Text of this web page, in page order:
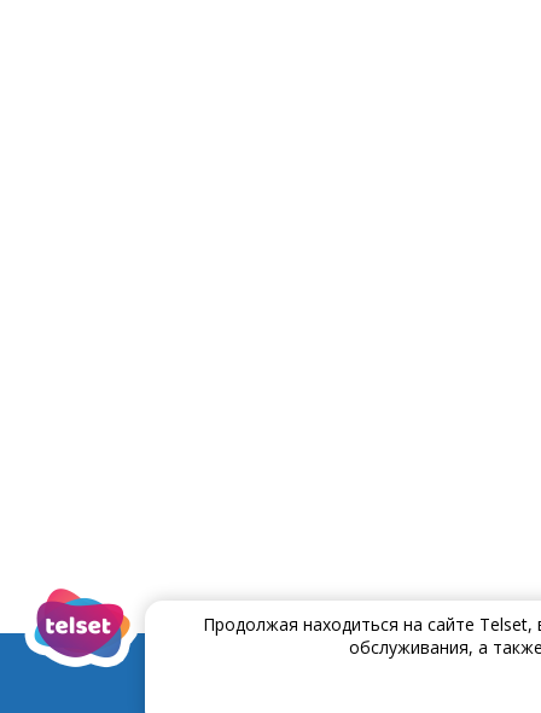
Продолжая находиться на сайте
обслуживания, а